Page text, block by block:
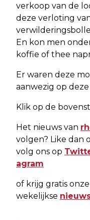
verkoop van de
deze verloting
En kon men
koffie of thee
Er waren deze
aanwezig op
Klik op de
Het nieuws van
volgen? Like dan
volg ons op
agram
of krijg gratis
wekelijkse